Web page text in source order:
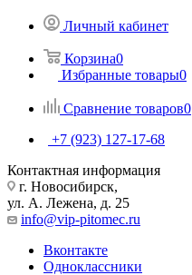
Личный кабинет
Корзина0
Избранные товары0
Сравнение товаров0
+7 (923) 127-17-68
Контактная информация
г. Новосибирск,
ул. А. Лежена, д. 25
info@vip-pitomec.ru
Вконтакте
Одноклассники